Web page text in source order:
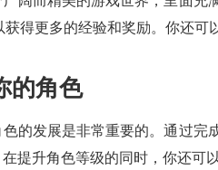
获得更多的经验和奖励。你还可
的角色
的发展是非常重要的。通过完
提升角色等级的同时，你还可